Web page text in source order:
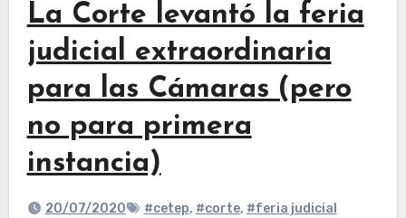
La Corte levantó la feria
judicial extraordinaria
para las Cámaras (pero
no para primera
instancia)
20/07/2020 #cetep, #corte, #feria judicial